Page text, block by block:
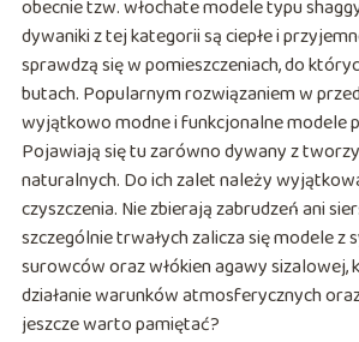
obecnie tzw. włochate modele typu
dywaniki z tej kategorii są ciepłe i
sprawdzą się w pomieszczeniach, do
butach. Popularnym rozwiązaniem w
wyjątkowo modne i funkcjonalne modele
Pojawiają się tu zarówno dywany z
naturalnych. Do ich zalet należy
czyszczenia. Nie zbierają zabrudzeń ani
szczególnie trwałych zalicza się modele z
surowców oraz włókien agawy sizalowej,
działanie warunków atmosferycznych
jeszcze warto pamiętać?